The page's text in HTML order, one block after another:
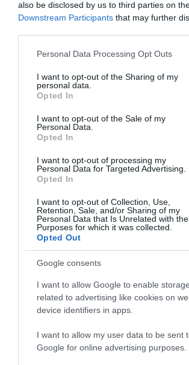
also be disclosed by us to third parties on
Downstream Participants that may further
Please note that this website/app uses one
not limited to your visit or usage behaviour.
grant or deny consent to Google and its
use your data for below specified purposes
consent section.
Personal Data Processing Opt Outs
I want to opt-out of the Sharing of my
personal data.
Opted In
I want to opt-out of the Sale of my
Personal Data.
Opted In
I want to opt-out of processing my
Personal Data for Targeted Advertising.
Opted In
I want to opt-out of Collection, Use,
Retention, Sale, and/or Sharing of my
Personal Data that Is Unrelated with the
Purposes for which it was collected.
Opted Out
Google consents
I want to allow Google to enable storage
related to advertising like cookies on
device identifiers in apps.
I want to allow my user data to be sent
Google for online advertising purposes.